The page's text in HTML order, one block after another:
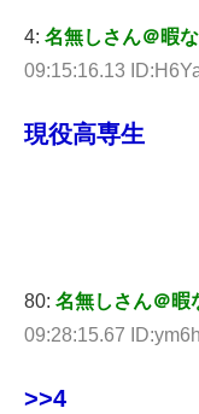
4: 名無しさん＠暇
09:15:16.13
現役高専生
80: 名無しさん＠暇
09:28:15.67
>>4